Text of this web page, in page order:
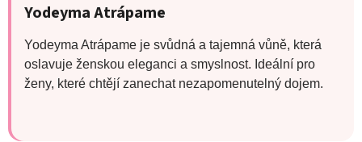
Yodeyma Atrápame
Yodeyma Atrápame je svůdná a tajemná vůně, která
oslavuje ženskou eleganci a smyslnost. Ideální pro
ženy, které chtějí zanechat nezapomenutelný dojem.